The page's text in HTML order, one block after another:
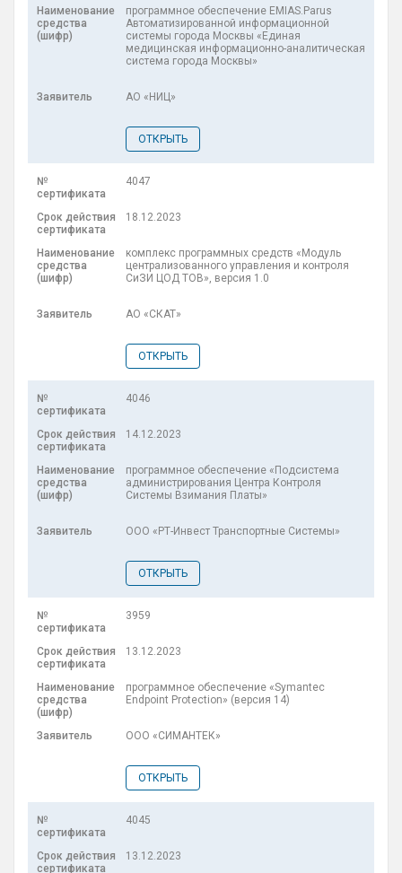
программное обеспечение EMIAS.Parus
Автоматизированной информационной
системы города Москвы «Единая
медицинская информационно-аналитическая
система города Москвы»
АО «НИЦ»
ОТКРЫТЬ
4047
18.12.2023
комплекс программных средств «Модуль
централизованного управления и контроля
СиЗИ ЦОД ТОВ», версия 1.0
АО «СКАТ»
ОТКРЫТЬ
4046
14.12.2023
программное обеспечение «Подсистема
администрирования Центра Контроля
Системы Взимания Платы»
ООО «РТ-Инвест Транспортные Системы»
ОТКРЫТЬ
3959
13.12.2023
программное обеспечение «Symantec
Endpoint Protection» (версия 14)
ООО «СИМАНТЕК»
ОТКРЫТЬ
4045
13.12.2023